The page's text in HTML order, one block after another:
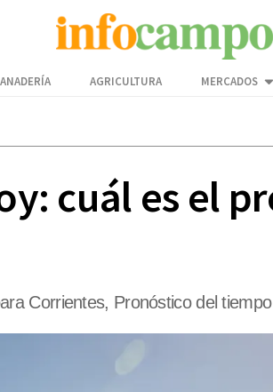
AGRICULTURA MERCADOS
cuál es el
Corrientes, Pronóstico del